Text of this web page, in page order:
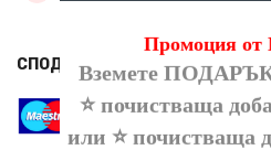
СПОДЕЛИ
Промоция от
Вземете
⭐ почистваща
или ⭐ почистваща